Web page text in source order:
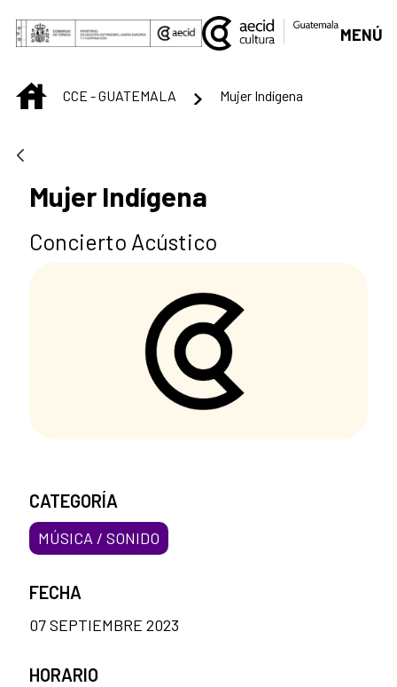
Saltar al contenido principal
MENÚ
INICIOCCE - GUATEMALA Mujer Indígena
Mujer Indígena
Concierto Acústico
CATEGORÍA
MÚSICA / SONIDO
FECHA
07 SEPTIEMBRE 2023
HORARIO